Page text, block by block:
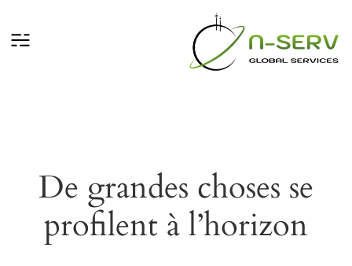
De grandes choses se
profilent à l’horizon